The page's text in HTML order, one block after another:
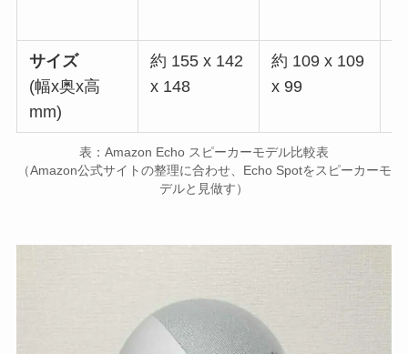
サイズ
(幅x奥x高
mm)
約 155 x 142
x 148
約 109 x 109
x 99
表：Amazon Echo スピーカーモデル比較表
（Amazon公式サイトの整理に合わせ、Echo Spotをスピーカーモ
デルと見做す）